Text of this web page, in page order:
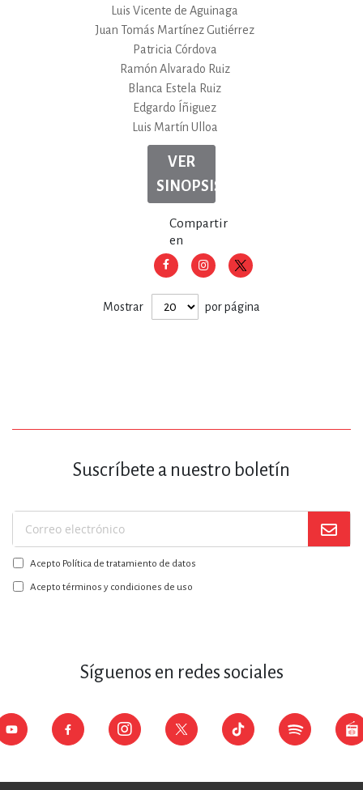
Luis Vicente de Aguinaga
Juan Tomás Martínez Gutiérrez
Patricia Córdova
Ramón Alvarado Ruiz
Blanca Estela Ruiz
Edgardo Íñiguez
Luis Martín Ulloa
VER
SINOPSIS
Compartir
en
Mostrar por página
Suscríbete a nuestro boletín
Suscríbase
a
nuestro
boletín:
Acepto Política de tratamiento de datos
Acepto términos y condiciones de uso
Síguenos en redes sociales